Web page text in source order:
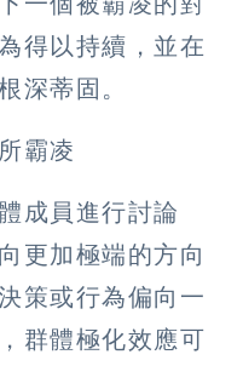
得以持續，並在
深蒂固。
霸凌
成員進行討論
更加極端的方向
策或行為偏向一
群體極化效應可